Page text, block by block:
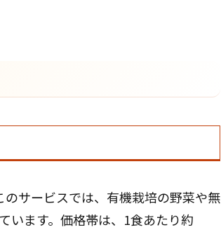
サービスでは、有機栽培の野菜や無
います。価格帯は、1食あたり約